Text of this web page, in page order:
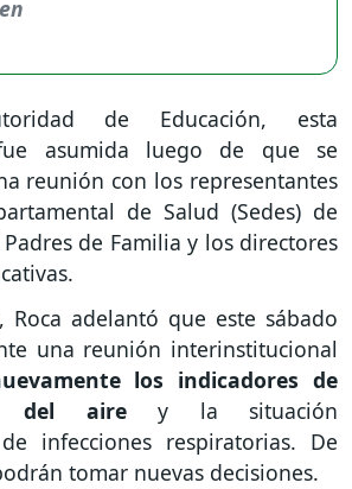
de Educación, esta
asumida luego de que se
reunión con los representantes
de Salud (Sedes) de
de Familia y los directores
Roca adelantó que este sábado
una reunión interinstitucional
los indicadores de
del airey la situación
infecciones respiratorias. De
tomar nuevas decisiones.